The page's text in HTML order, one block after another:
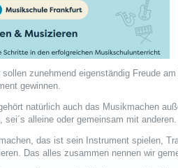
sollen zunehmend eigenständig Freude
gewinnen.
natürlich auch das Musikmachen
sei´s alleine oder gemeinsam mit anderen.
das ist sein Instrument spielen,
Das alles zusammen nennen wir